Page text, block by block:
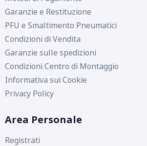
Garanzie e Restituzione
PFU e Smaltimento Pneumatici
Condizioni di Vendita
Garanzie sulle spedizioni
Condizioni Centro di Montaggio
Informativa sui Cookie
Privacy Policy
Area Personale
Registrati